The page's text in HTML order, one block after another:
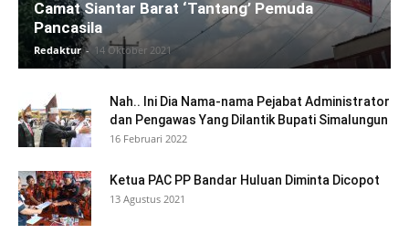
Camat Siantar Barat ‘Tantang’ Pemuda
Pancasila
Redaktur - 14 Oktober 2021
Nah.. Ini Dia Nama-nama Pejabat Administrator
dan Pengawas Yang Dilantik Bupati Simalungun
16 Februari 2022
Ketua PAC PP Bandar Huluan Diminta Dicopot
13 Agustus 2021